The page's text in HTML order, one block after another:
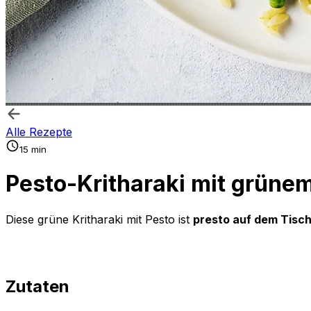
Alle Rezepte
15 min
Pesto-Kritharaki mit
Diese grüne Kritharaki mit Pesto ist presto auf dem Tisch
Zutaten